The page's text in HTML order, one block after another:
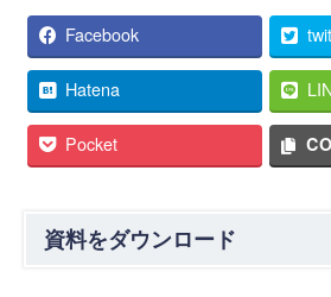
Facebook
Hatena
Pocket
資料をダウンロード